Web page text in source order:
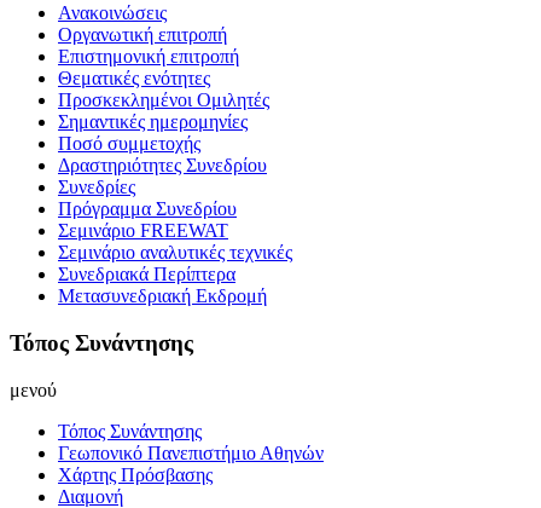
Ανακοινώσεις
Οργανωτική επιτροπή
Επιστημονική επιτροπή
Θεματικές ενότητες
Προσκεκλημένοι Ομιλητές
Σημαντικές ημερομηνίες
Ποσό συμμετοχής
Δραστηριότητες Συνεδρίου
Συνεδρίες
Πρόγραμμα Συνεδρίου
Σεμινάριο FREEWAT
Σεμινάριο αναλυτικές τεχνικές
Συνεδριακά Περίπτερα
Μετασυνεδριακή Εκδρομή
Τόπος Συνάντησης
μενού
Τόπος Συνάντησης
Γεωπονικό Πανεπιστήμιο Αθηνών
Χάρτης Πρόσβασης
Διαμονή